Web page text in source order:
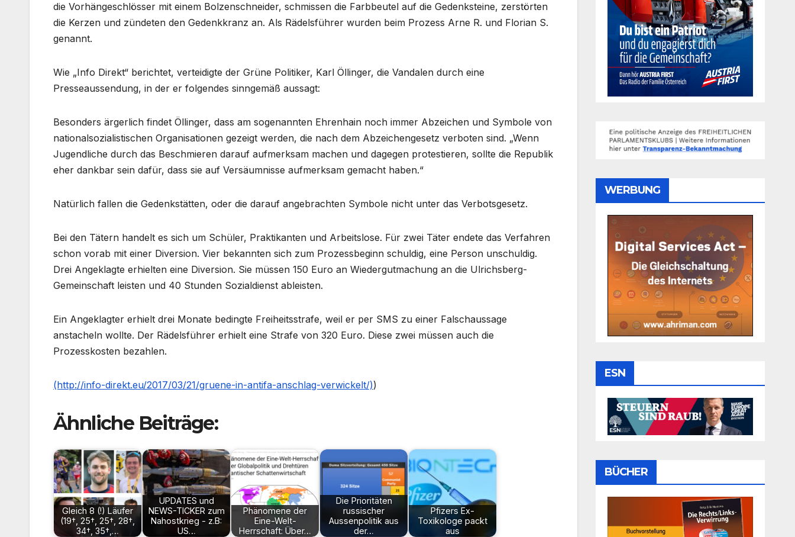
die Vorhängeschlösser mit einem Bolzenschneider, schmissen die Farbbeutel auf die Gedenksteine, zerstörten
die Kerzen und zündeten den Gedenkkranz an. Als Rädelsführer wurden beim Prozess Arne R. und Florian S.
genannt.
Wie „Info Direkt“ berichtet, verteidigte der Grüne Politiker, Karl Öllinger, die Vandalen durch eine
Presseaussendung, in der er folgendes sinngemäß aussagt:
Besonders ärgerlich findet Öllinger, dass am sogenannten Ehrenhain noch immer Abzeichen und Symbole von
nationalsozialistischen Organisationen gezeigt werden, die nach dem Abzeichengesetz verboten sind. „Wenn
Jugendliche durch das Beschmieren darauf aufmerksam machen und dagegen protestieren, sollte die Republik
eher dankbar sein dafür, dass sie auf Versäumnisse aufmerksam gemacht haben.“
Natürlich fallen die Gedenkstätten, oder die darauf angebrachten Symbole nicht unter das Verbotsgesetz.
Bei den Tätern handelt es sich um Schüler, Praktikanten und Arbeitslose. Für zwei Täter endete das Verfahren
schon vorab mit einer Diversion. Vier bekannten sich zum Prozessbeginn schuldig, eine Person unschuldig.
Drei Angeklagte erhielten eine Diversion. Sie müssen 150 Euro an Wiedergutmachung an die Ulrichsberg-
Gemeinschaft leisten und 40 Stunden Sozialdienst ableisten.
Ein Angeklagter erhielt drei Monate bedingte Freiheitsstrafe, weil er per SMS zu einer Falschaussage
anstacheln wollte. Der Rädelsführer erhielt eine Strafe von 320 Euro. Diese zwei müssen auch die
Prozesskosten bezahlen.
(http://info-direkt.eu/2017/03/21/gruene-in-antifa-anschlag-verwickelt/))
Ähnliche Beiträge:
Gleich 8 (!) Läufer
(19†, 25†, 25†, 28†,
34†, 35†,…
UPDATES und
NEWS-TICKER zum
Nahostkrieg - z.B:
US…
Phänomene der
Eine-Welt-
Herrschaft: Über…
Die Prioritäten
russischer
Aussenpolitik aus
der…
Pfizers Ex-
Toxikologe packt
aus
WERBUNG
ESN
BÜCHER